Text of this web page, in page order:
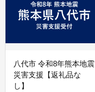
八代市 令和8年熊本地震
災害支援【返礼品な
し】